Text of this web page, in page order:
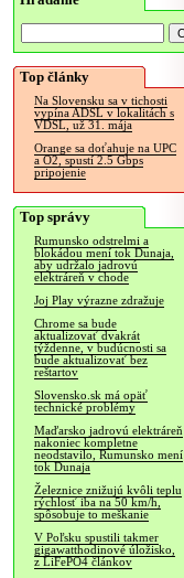
Top články
Na Slovensku sa v tichosti
vypína ADSL v lokalitách s
VDSL, už 31. mája
Orange sa doťahuje na UPC
a O2, spustí 2.5 Gbps
pripojenie
Top správy
Rumunsko odstrelmi a
blokádou mení tok Dunaja,
aby udržalo jadrovú
elektráreň v chode
Joj Play výrazne zdražuje
Chrome sa bude
aktualizovať dvakrát
týždenne, v budúcnosti sa
bude aktualizovať bez
reštartov
Slovensko.sk má opäť
technické problémy
Maďarsko jadrovú elektráreň
nakoniec kompletne
neodstavilo, Rumunsko mení
tok Dunaja
Železnice znižujú kvôli teplu
rýchlosť iba na 50 km/h,
spôsobuje to meškanie
V Poľsku spustili takmer
gigawatthodinové úložisko,
z LiFePO4 článkov